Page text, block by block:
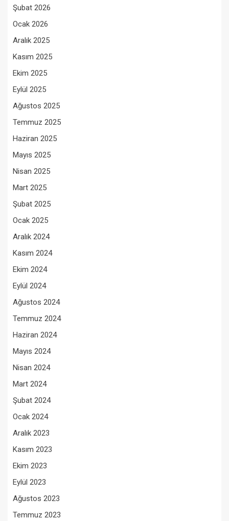
Şubat 2026
Ocak 2026
Aralık 2025
Kasım 2025
Ekim 2025
Eylül 2025
Ağustos 2025
Temmuz 2025
Haziran 2025
Mayıs 2025
Nisan 2025
Mart 2025
Şubat 2025
Ocak 2025
Aralık 2024
Kasım 2024
Ekim 2024
Eylül 2024
Ağustos 2024
Temmuz 2024
Haziran 2024
Mayıs 2024
Nisan 2024
Mart 2024
Şubat 2024
Ocak 2024
Aralık 2023
Kasım 2023
Ekim 2023
Eylül 2023
Ağustos 2023
Temmuz 2023